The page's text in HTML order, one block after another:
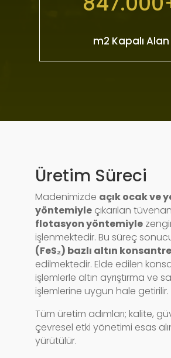
m2 Kapalı Alan
Üretim Süreci
Madenimizde açık ocak ve
yöntemiyleçıkarılan
flotasyon yöntemiyle
işlenmektedir. Bu süreç
(FeS₂) bazlı altın
edilmektedir. Elde edilen
işlemlerle altın ayrıştırma ve
işlemlerine uygun hale getirilir.
Tüm üretim adımları; kalite,
çevresel etki yönetimi esas
yürütülür.